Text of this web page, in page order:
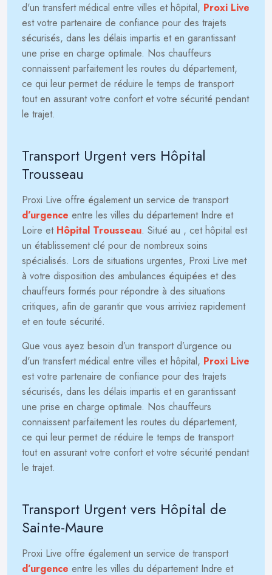
d'un transfert médical entre villes et hôpital, Proxi Live
est votre partenaire de confiance pour des trajets
sécurisés, dans les délais impartis et en garantissant
une prise en charge optimale. Nos chauffeurs
connaissent parfaitement les routes du département,
ce qui leur permet de réduire le temps de transport
tout en assurant votre confort et votre sécurité pendant
le trajet.
Transport Urgent vers Hôpital
Trousseau
Proxi Live offre également un service de transport
d’urgence entre les villes du département Indre et
Loire et Hôpital Trousseau. Situé au , cet hôpital est
un établissement clé pour de nombreux soins
spécialisés. Lors de situations urgentes, Proxi Live met
à votre disposition des ambulances équipées et des
chauffeurs formés pour répondre à des situations
critiques, afin de garantir que vous arriviez rapidement
et en toute sécurité.
Que vous ayez besoin d’un transport d’urgence ou
d'un transfert médical entre villes et hôpital, Proxi Live
est votre partenaire de confiance pour des trajets
sécurisés, dans les délais impartis et en garantissant
une prise en charge optimale. Nos chauffeurs
connaissent parfaitement les routes du département,
ce qui leur permet de réduire le temps de transport
tout en assurant votre confort et votre sécurité pendant
le trajet.
Transport Urgent vers Hôpital de
Sainte-Maure
Proxi Live offre également un service de transport
d’urgence entre les villes du département Indre et